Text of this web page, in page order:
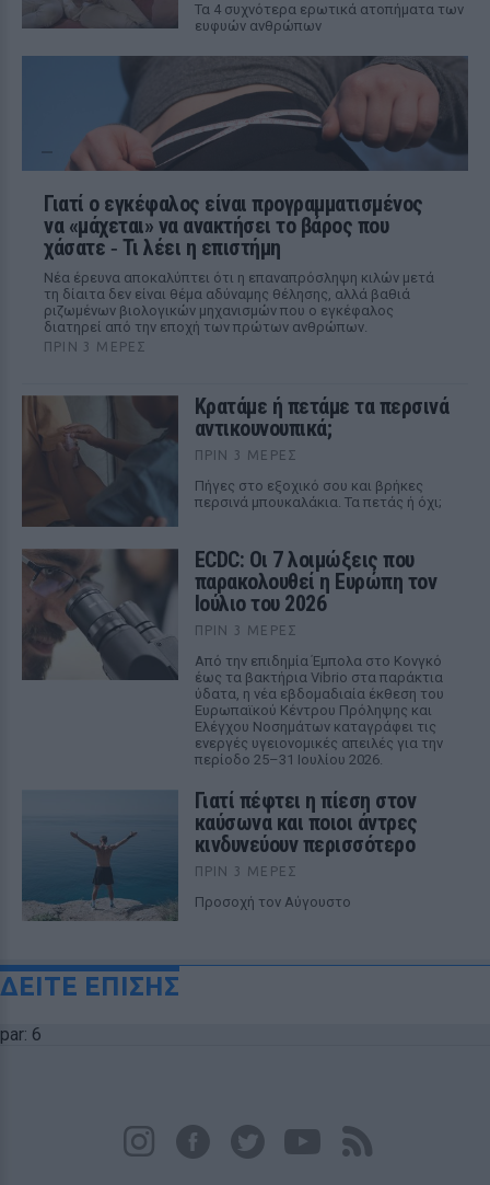
Τα 4 συχνότερα ερωτικά ατοπήματα των
ευφυών ανθρώπων
Γιατί ο εγκέφαλος είναι προγραμματισμένος
να «μάχεται» να ανακτήσει το βάρος που
χάσατε ‑ Τι λέει η επιστήμη
Νέα έρευνα αποκαλύπτει ότι η επαναπρόσληψη κιλών μετά
τη δίαιτα δεν είναι θέμα αδύναμης θέλησης, αλλά βαθιά
ριζωμένων βιολογικών μηχανισμών που ο εγκέφαλος
διατηρεί από την εποχή των πρώτων ανθρώπων.
ΠΡΙΝ 3 ΜΈΡΕΣ
Κρατάμε ή πετάμε τα περσινά
αντικουνουπικά;
ΠΡΙΝ 3 ΜΈΡΕΣ
Πήγες στο εξοχικό σου και βρήκες
περσινά μπουκαλάκια. Τα πετάς ή όχι;
ECDC: Οι 7 λοιμώξεις που
παρακολουθεί η Ευρώπη τον
Ιούλιο του 2026
ΠΡΙΝ 3 ΜΈΡΕΣ
Από την επιδημία Έμπολα στο Κονγκό
έως τα βακτήρια Vibrio στα παράκτια
ύδατα, η νέα εβδομαδιαία έκθεση του
Ευρωπαϊκού Κέντρου Πρόληψης και
Ελέγχου Νοσημάτων καταγράφει τις
ενεργές υγειονομικές απειλές για την
περίοδο 25–31 Ιουλίου 2026.
Γιατί πέφτει η πίεση στον
καύσωνα και ποιοι άντρες
κινδυνεύουν περισσότερο
ΠΡΙΝ 3 ΜΈΡΕΣ
Προσοχή τον Αύγουστο
ΔΕΙΤΕ ΕΠΙΣΗΣ
par: 6